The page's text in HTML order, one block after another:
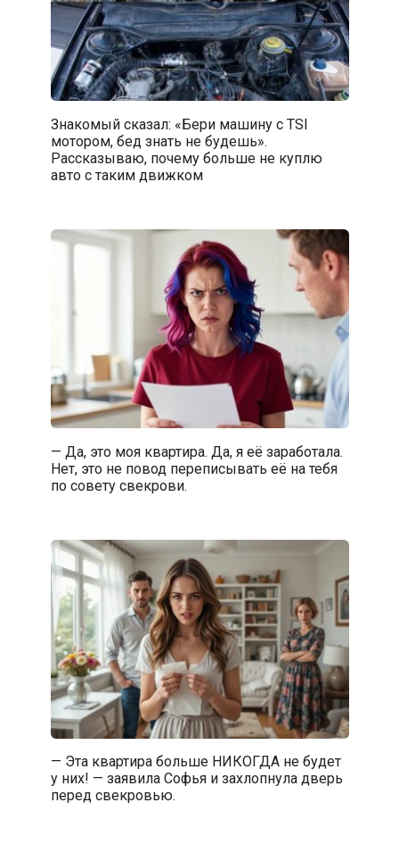
Знакомый сказал: «Бери машину с TSI
мотором, бед знать не будешь».
Рассказываю, почему больше не куплю
авто с таким движком
— Да, это моя квартира. Да, я её заработала.
Нет, это не повод переписывать её на тебя
по совету свекрови.
— Эта квартира больше НИКОГДА не будет
у них! — заявила Софья и захлопнула дверь
перед свекровью.